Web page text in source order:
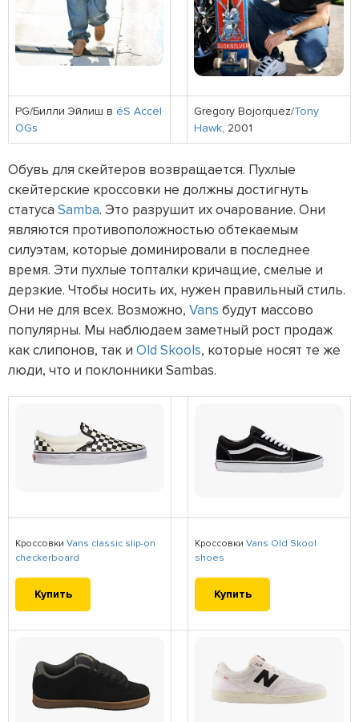
PG/Билли Эйлиш в éS Accel
OGs
Gregory Bojorquez/Tony
Hawk, 2001
Обувь для скейтеров возвращается. Пухлые
скейтерские кроссовки не должны достигнуть
статуса Samba. Это разрушит их очарование. Они
являются противоположностью обтекаемым
силуэтам, которые доминировали в последнее
время. Эти пухлые топталки кричащие, смелые и
дерзкие. Чтобы носить их, нужен правильный стиль.
Они не для всех. Возможно, Vans будут массово
популярны. Мы наблюдаем заметный рост продаж
как слипонов, так и Old Skools, которые носят те же
люди, что и поклонники Sambas.
Кроссовки Vans classic slip-on
checkerboard
Купить
Кроссовки Vans Old Skool
shoes
Купить